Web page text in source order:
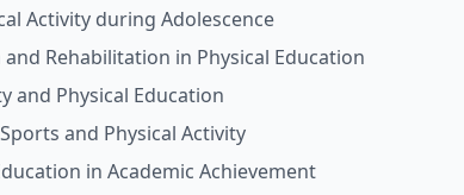
Activity during Adolescence
Rehabilitation in Physical Education
and Physical Education
and Physical Activity
in Academic Achievement